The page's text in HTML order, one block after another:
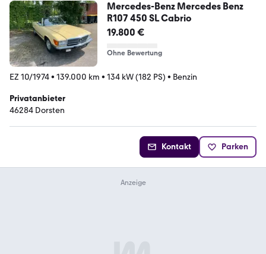
Mercedes-Benz Mercedes Benz
R107 450 SL Cabrio
19.800 €
Ohne Bewertung
EZ 10/1974• 139.000 km • 134 kW (182 PS) • Benzin
Privatanbieter
46284 Dorsten
Kontakt Parken